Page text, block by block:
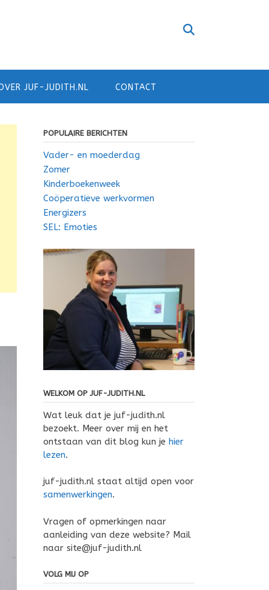
JUF-JUDITH.NL CONTACT
POPULAIRE BERICHTEN
Vader- en moederdag
Zomer
Kinderboekenweek
Coöperatieve werkvormen
Energizers
SEL: Emoties
WELKOM OP JUF-JUDITH.NL
Wat leuk dat je juf-judith.nl
bezoekt. Meer over mij en het
ontstaan van dit blog kun je hier
lezen.
juf-judith.nl staat altijd open voor
samenwerkingen.
Vragen of opmerkingen naar
aanleiding van deze website? Mail
naar site@juf-judith.nl
VOLG MIJ OP